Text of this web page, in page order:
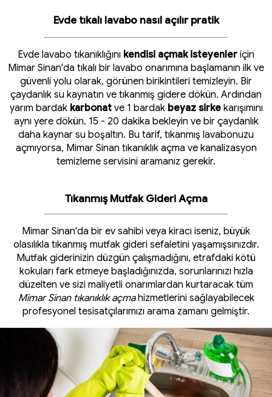
Evde tıkalı lavabo nasıl açılır pratik
Evde lavabo tıkanıklığını kendisi açmak isteyenler için
Mimar Sinan'da tıkalı bir lavabo onarımına başlamanın ilk ve
güvenli yolu olarak, görünen birikintileri temizleyin. Bir
çaydanlık su kaynatın ve tıkanmış gidere dökün. Ardından
yarım bardak karbonatve 1 bardak beyaz sirkekarışımını
aynı yere dökün. 15 - 20 dakika bekleyin ve bir çaydanlık
daha kaynar su boşaltın. Bu tarif, tıkanmış lavabonuzu
açmıyorsa, Mimar Sinan tıkanıklık açma ve kanalizasyon
temizleme servisini aramanız gerekir.
Tıkanmış Mutfak Gideri Açma
Mimar Sinan'da bir ev sahibi veya kiracı iseniz, büyük
olasılıkla tıkanmış mutfak gideri sefaletini yaşamışsınızdır.
Mutfak giderinizin düzgün çalışmadığını, etrafdaki kötü
kokuları fark etmeye başladığınızda, sorunlarınızı hızla
düzelten ve sizi maliyetli onarımlardan kurtaracak tüm
Mimar Sinan tıkanıklık açmahizmetlerini sağlayabilecek
profesyonel tesisatçılarımızı arama zamanı gelmiştir.